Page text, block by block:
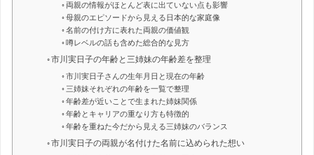
両親の情報がほとんど表に出ていない点も影響
母親のエピソードから見える日本的な家庭像
名前の付け方に表れた両親の価値観
噂レベルの話も含めた総合的な見方
市川実日子の年齢と三姉妹の年齢差を整理
市川実日子さんの生年月日と現在の年齢
三姉妹それぞれの年齢を一覧で整理
年齢差が近いことで生まれた姉妹関係
年齢とキャリアの重なり方も特徴的
年齢を重ねた今だから見える三姉妹のバランス
市川実日子の両親が名付けた名前に込められた想い